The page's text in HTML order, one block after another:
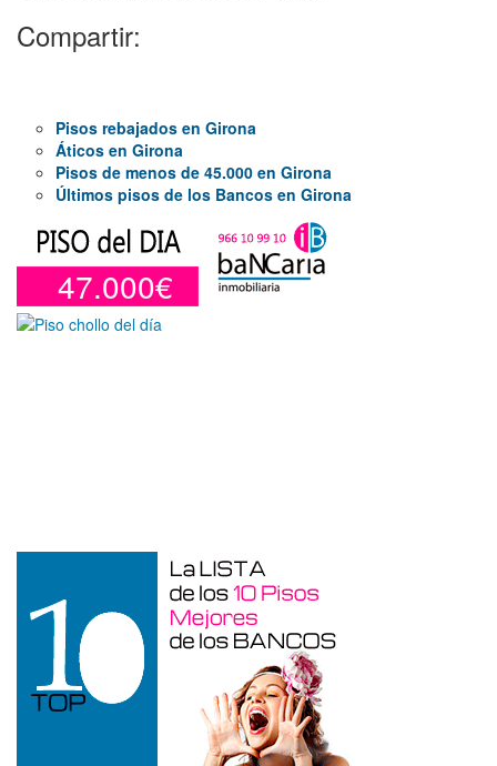
Compartir:
Pisos rebajados en Girona
Áticos en Girona
Pisos de menos de 45.000 en Girona
Últimos pisos de los Bancos en Girona
47.000€